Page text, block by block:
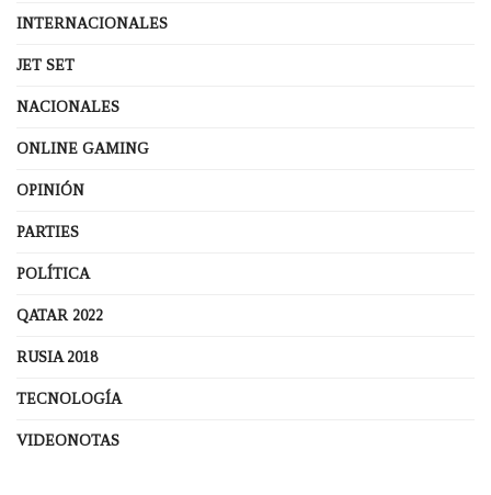
INTERNACIONALES
JET SET
NACIONALES
ONLINE GAMING
OPINIÓN
PARTIES
POLÍTICA
QATAR 2022
RUSIA 2018
TECNOLOGÍA
VIDEONOTAS